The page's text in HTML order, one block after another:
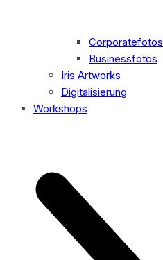
Corporatefotos
Businessfotos
Iris Artworks
Digitalisierung
Workshops